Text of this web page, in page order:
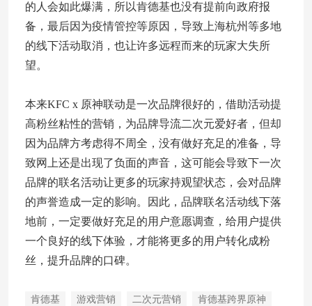
的人会如此爆满，所以肯德基也没有提前向政府报
备，最后因为疫情管控等原因，导致上海杭州等多地
的线下活动取消，也让许多远程而来的玩家大失所
望。
本来KFC x 原神联动是一次品牌很好的，借助活动提
高粉丝粘性的营销，为品牌导流二次元爱好者，但却
因为品牌方考虑得不周全，没有做好充足的准备，导
致网上还是出现了负面的声音，这可能会导致下一次
品牌的联名活动让更多的玩家持观望状态，会对品牌
的声誉造成一定的影响。因此，品牌联名活动线下落
地前，一定要做好充足的用户意愿调查，给用户提供
一个良好的线下体验，才能将更多的用户转化成粉
丝，提升品牌的口碑。
肯德基 游戏营销 二次元营销 肯德基跨界原神